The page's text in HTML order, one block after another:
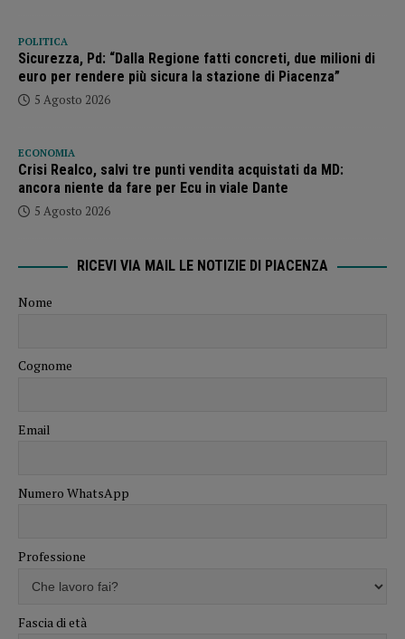
POLITICA
Sicurezza, Pd: “Dalla Regione fatti concreti, due milioni di
euro per rendere più sicura la stazione di Piacenza”
5 Agosto 2026
ECONOMIA
Crisi Realco, salvi tre punti vendita acquistati da MD:
ancora niente da fare per Ecu in viale Dante
5 Agosto 2026
RICEVI VIA MAIL LE NOTIZIE DI PIACENZA
Nome
Cognome
Email
Numero WhatsApp
Professione
Fascia di età